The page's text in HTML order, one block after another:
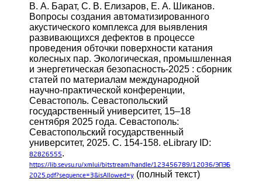
В. А. Барат, С. В. Елизаров, Е. А. Шиканов.
Вопросы создания автоматизированного
акустического комплекса для выявления
развивающихся дефектов в процессе
проведения обточки поверхности катания
колесных пар. Экологическая, промышленная
и энергетическая безопасность-2025 : сборник
статей по материалам международной
научно-практической конференции,
Севастополь. Севастопольский
государственный университет, 15–18
сентября 2025 года. Севастополь:
Севастопольский государственный
университет, 2025. С. 154-158. eLibrary ID:
82826555.
https://lib.sevsu.ru/xmlui/bitstream/handle/123456789/12036/ЭПЭБ
2025.pdf?sequence=3&isAllowed=y (полный текст)